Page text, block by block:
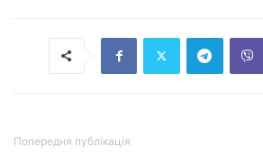
Попередня публікація